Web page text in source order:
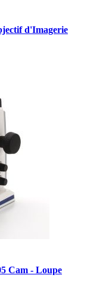
d'Imagerie
Cam - Loupe